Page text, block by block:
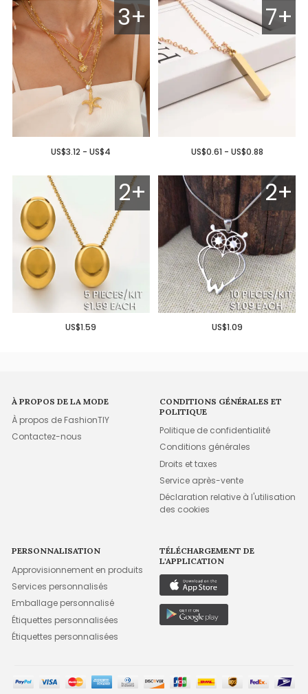
3+
US$3.12 - US$4
7+
US$0.61 - US$0.88
2+
US$1.59
2+
US$1.09
À PROPOS DE LA MODE
À propos de FashionTIY
Contactez-nous
CONDITIONS GÉNÉRALES ET
POLITIQUE
Politique de confidentialité
Conditions générales
Droits et taxes
Service après-vente
Déclaration relative à l'utilisation
des cookies
PERSONNALISATION
Approvisionnement en produits
Services personnalisés
Emballage personnalisé
Étiquettes personnalisées
Étiquettes personnalisées
TÉLÉCHARGEMENT DE
L'APPLICATION